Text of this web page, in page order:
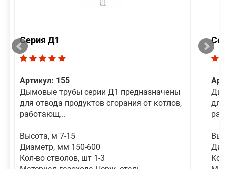
Серия Д1
Артикул: 155
Дымовые трубы серии Д1 предназначены
для отвода продуктов сгорания от котлов,
работающ...
Высота, м 7-15
Диаметр, мм 150-600
Кол-во стволов, шт 1-3